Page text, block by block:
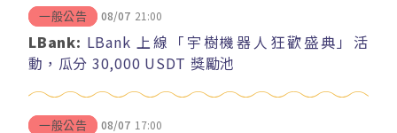
一般公告 08/07 21:00
LBank: LBank 上線「宇樹機器人狂歡盛典」活
動，瓜分 30,000 USDT 獎勵池
一般公告 08/07 17:00